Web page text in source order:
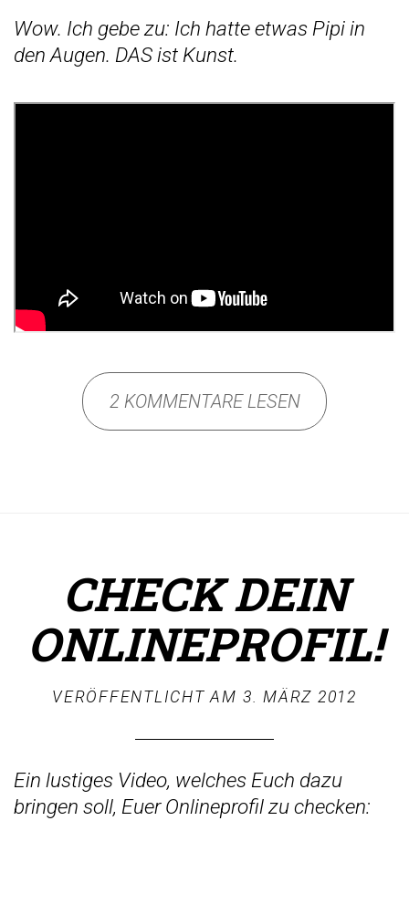
Wow. Ich gebe zu: Ich hatte etwas Pipi in
den Augen. DAS ist Kunst.
2 KOMMENTARE LESEN
CHECK DEIN
ONLINEPROFIL!
VERÖFFENTLICHT AM 3. MÄRZ 2012
Ein lustiges Video, welches Euch dazu
bringen soll, Euer Onlineprofil zu checken: